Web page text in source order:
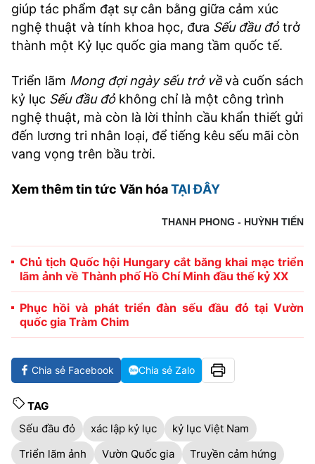
giúp tác phẩm đạt sự cân bằng giữa cảm xúc
nghệ thuật và tính khoa học, đưa Sếu đầu đỏtrở
thành một Kỷ lục quốc gia mang tầm quốc tế.
Triển lãm Mong đợi ngày sếu trở vềvà cuốn sách
kỷ lục Sếu đầu đỏkhông chỉ là một công trình
nghệ thuật, mà còn là lời thỉnh cầu khẩn thiết gửi
đến lương tri nhân loại, để tiếng kêu sếu mãi còn
vang vọng trên bầu trời.
Xem thêm tin tức Văn hóaTẠI ĐÂY
THANH PHONG - HUỲNH TIẾN
Chủ tịch Quốc hội Hungary cắt băng khai mạc triển
lãm ảnh về Thành phố Hồ Chí Minh đầu thế kỷ XX
Phục hồi và phát triển đàn sếu đầu đỏ tại Vườn
quốc gia Tràm Chim
Chia sẻ Facebook Chia sẻ Zalo
TAG
Sếu đầu đỏ
xác lập kỷ lục
kỷ lục Việt Nam
Triển lãm ảnh
Vườn Quốc gia
Truyền cảm hứng